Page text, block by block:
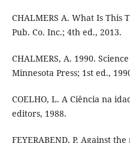
CHALMERS A. What Is This
Pub. Co. Inc.; 4th ed., 2013.
CHALMERS, A. 1990.
Minnesota Press; 1st ed.,
COELHO, L. A Ciência na
editors, 1988.
FEYERABEND, P. Against